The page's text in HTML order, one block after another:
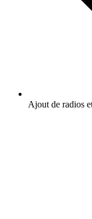
Ajout de radios